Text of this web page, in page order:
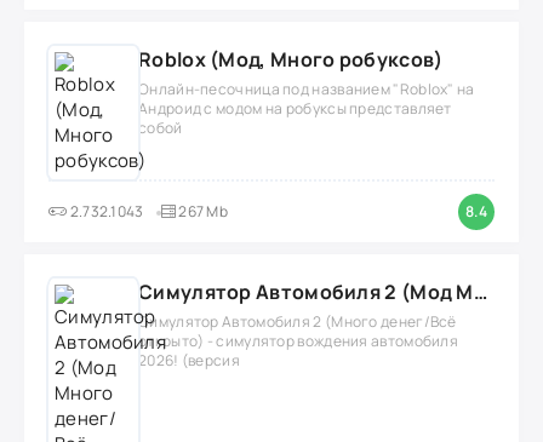
Roblox (Мод, Много робуксов)
Онлайн-песочница под названием "Roblox" на
Андроид с модом на робуксы представляет
собой
2.732.1043 267 Mb 8.4
Симулятор Автомобиля 2 (Мод Много денег/Всё открыто)
Симулятор Автомобиля 2 (Много денег/Всё
открыто) - симулятор вождения автомобиля
2026! (версия